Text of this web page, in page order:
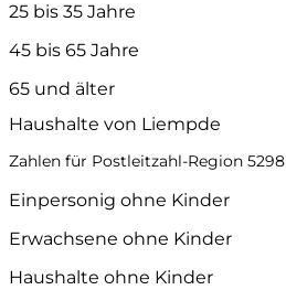
25 bis 35 Jahre
45 bis 65 Jahre
65 und älter
Haushalte von Liempde
Zahlen für Postleitzahl-Region 5298
Einpersonig ohne Kinder
Erwachsene ohne Kinder
Haushalte ohne Kinder